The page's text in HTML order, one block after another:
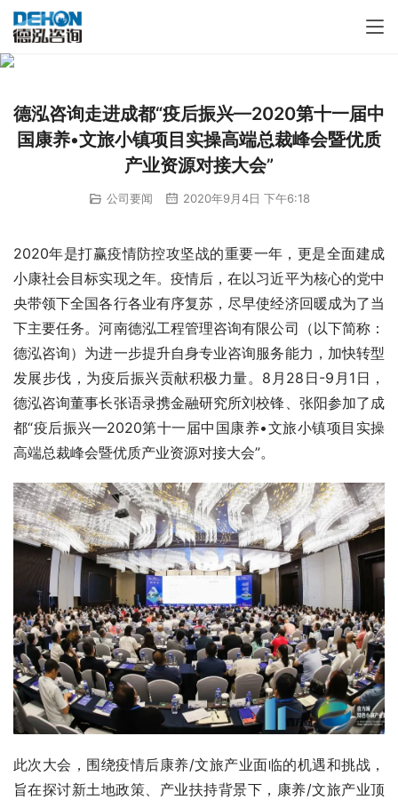
德泓咨询走进成都“疫后振兴—2020第十一届中
国康养•文旅小镇项目实操高端总裁峰会暨优质
产业资源对接大会”
公司要闻 2020年9月4日 下午6:18
2020年是打赢疫情防控攻坚战的重要一年，更是全面建成
小康社会目标实现之年。疫情后，在以习近平为核心的党中
央带领下全国各行各业有序复苏，尽早使经济回暖成为了当
下主要任务。河南德泓工程管理咨询有限公司（以下简称：
德泓咨询）为进一步提升自身专业咨询服务能力，加快转型
发展步伐，为疫后振兴贡献积极力量。8月28日-9月1日，
德泓咨询董事长张语录携金融研究所刘校锋、张阳参加了成
都“疫后振兴—2020第十一届中国康养•文旅小镇项目实操
高端总裁峰会暨优质产业资源对接大会”。
此次大会，围绕疫情后康养/文旅产业面临的机遇和挑战，
旨在探讨新土地政策、产业扶持背景下，康养/文旅产业顶